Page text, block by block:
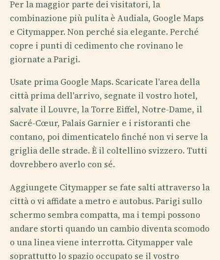
Per la maggior parte dei visitatori, la
combinazione più pulita è Audiala, Google Maps
e Citymapper. Non perché sia elegante. Perché
copre i punti di cedimento che rovinano le
giornate a Parigi.
Usate prima Google Maps. Scaricate l'area della
città prima dell'arrivo, segnate il vostro hotel,
salvate il Louvre, la Torre Eiffel, Notre-Dame, il
Sacré-Cœur, Palais Garnier e i ristoranti che
contano, poi dimenticatelo finché non vi serve la
griglia delle strade. È il coltellino svizzero. Tutti
dovrebbero averlo con sé.
Aggiungete Citymapper se fate salti attraverso la
città o vi affidate a metro e autobus. Parigi sullo
schermo sembra compatta, ma i tempi possono
andare storti quando un cambio diventa scomodo
o una linea viene interrotta. Citymapper vale
soprattutto lo spazio occupato se il vostro